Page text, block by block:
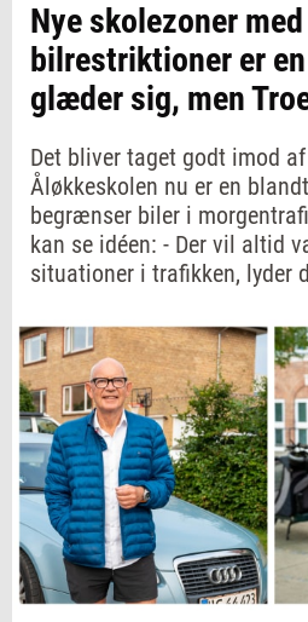
Nye skolezoner med
bilrestriktioner er
glæder sig, men
Det bliver taget godt imod
Åløkkeskolen nu er en
begrænser biler i
kan se idéen: - Der vil altid
situationer i trafikken, lyder